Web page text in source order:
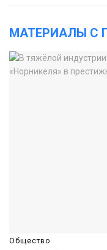
МАТЕРИАЛЫ С
Общество